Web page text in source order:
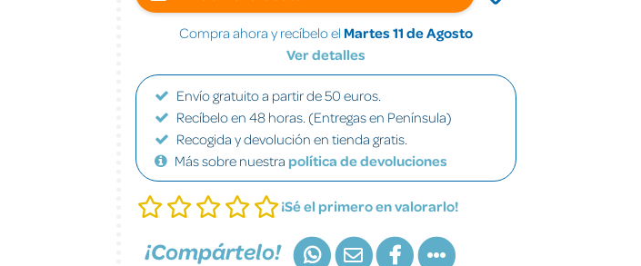
Compra ahora y recíbelo el Martes 11 de Agosto
Ver detalles
Envío gratuito a partir de 50 euros.
Recíbelo en 48 horas. (Entregas en Península)
Recogida y devolución en tienda gratis.
Más sobre nuestra política de devoluciones
¡Sé el primero en valorarlo!
¡Compártelo!